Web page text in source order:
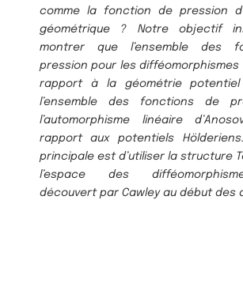
comme la fonction de pression
géométrique ? Notre objectif
montrer que l’ensemble des
pression pour les difféomorphismes
rapport à la géométrie
l’ensemble des fonctions de
l’automorphisme linéaire
rapport aux potentiels
principale est d’utiliser la structure
l’espace des
découvert par Cawley au début des